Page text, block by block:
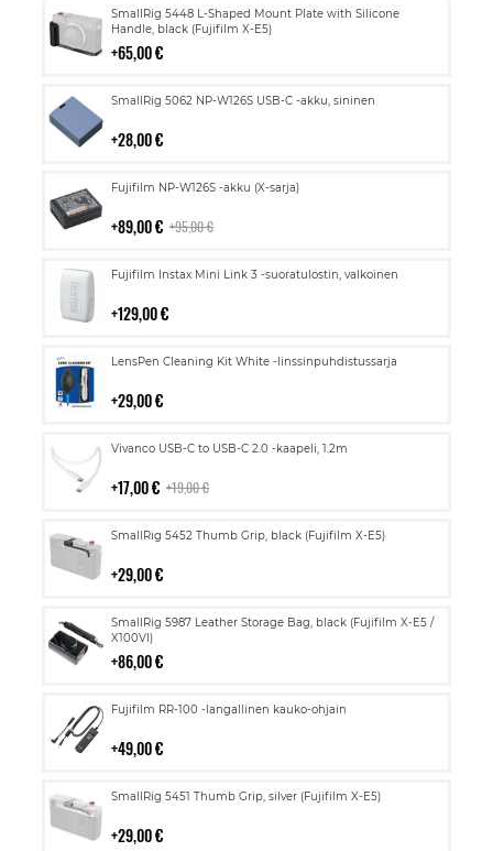
SmallRig 5448 L-Shaped Mount Plate with Silicone
Handle, black (Fujifilm X-E5)
65,00 €
Lisää
ostoskoriin
SmallRig 5062 NP-W126S USB-C -akku, sininen
28,00 €
Lisää
Fujifilm NP-W126S -akku (X-sarja)
89,00 € 95,00 €
Lisää
Fujifilm Instax Mini Link 3 -suoratulostin, valkoinen
129,00 €
Lisää
LensPen Cleaning Kit White -linssinpuhdistussarja
29,00 €
Lisää
Vivanco USB-C to USB-C 2.0 -kaapeli, 1.2m
17,00 € 19,00 €
Lisää
SmallRig 5452 Thumb Grip, black (Fujifilm X-E5)
29,00 €
Lisää
SmallRig 5987 Leather Storage Bag, black (Fujifilm X-E5 /
X100VI)
86,00 €
Lisää
ostoskoriin
Fujifilm RR-100 -langallinen kauko-ohjain
49,00 €
Lisää
SmallRig 5451 Thumb Grip, silver (Fujifilm X-E5)
29,00 €
Lisää